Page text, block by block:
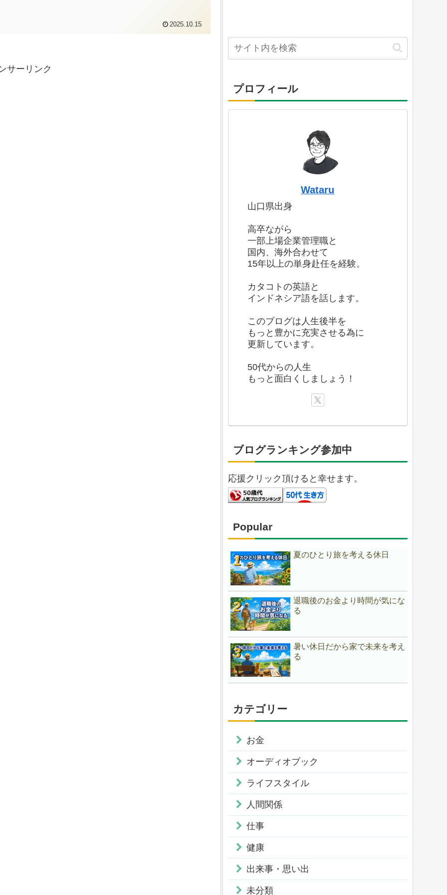
2025.10.15
サーリンク
プロフィール
Wataru
山口県出身
高卒ながら
一部上場企業管理職と
国内、海外合わせて
15年以上の単身赴任を経験。
カタコトの英語と
インドネシア語を話します。
このブログは人生後半を
もっと豊かに充実させる為に
更新しています。
50代からの人生
もっと面白くしましょう！
ブログランキング参加中
応援クリック頂けると幸せます。
Popular
夏のひとり旅を考える休日
退職後のお金より時間が気にな
る
暑い休日だから家で未来を考え
る
カテゴリー
お金
オーディオブック
ライフスタイル
人間関係
仕事
健康
出来事・思い出
未分類